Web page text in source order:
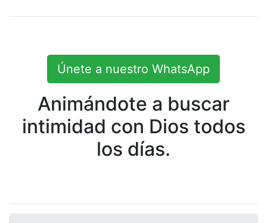
Únete a nuestro WhatsApp
Animándote a buscar
intimidad con Dios todos
los días.